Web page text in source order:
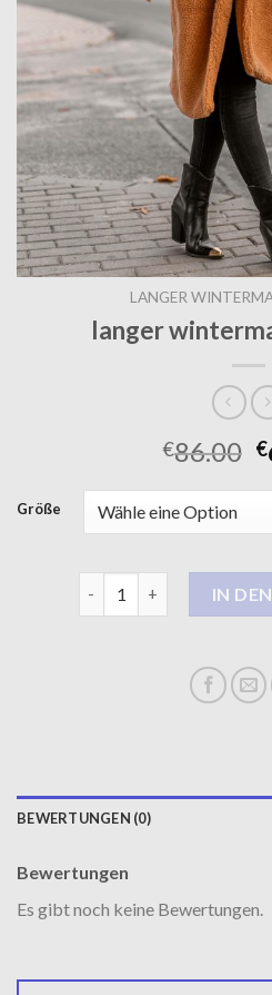
LANGER
langer
€86.00 €
Größe
IN
BEWERTUNGEN (0)
Bewertungen
Es gibt noch keine Bewertungen.